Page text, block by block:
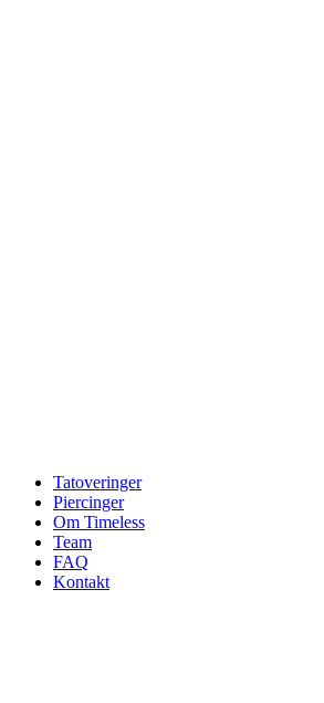
Tatoveringer
Piercinger
Om Timeless
Team
FAQ
Kontakt